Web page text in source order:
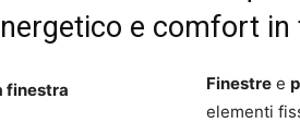
e comfort in
Finestre e
elementi